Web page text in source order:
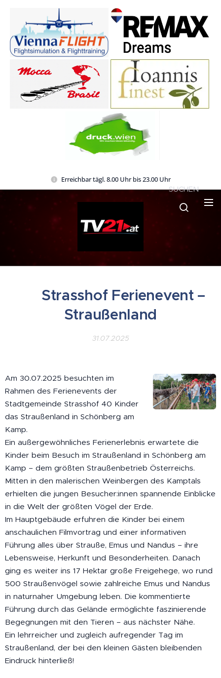
Erreichbar tägl. 8.00 Uhr bis 23.00 Uhr
SUCHEN
▶ Strasshof Ferienevent –
Straußenland
31.07.2025
Am 30.07.2025 besuchten im
Rahmen des Ferienevents der
Stadtgemeinde Strasshof 40 Kinder
das Straußenland in Schönberg am
Kamp.
Ein außergewöhnliches Ferienerlebnis erwartete die
Kinder beim Besuch im Straußenland in Schönberg am
Kamp – dem größten Straußenbetrieb Österreichs.
Mitten in den malerischen Weinbergen des Kamptals
erhielten die jungen Besucher:innen spannende Einblicke
in die Welt der größten Vögel der Erde.
Im Hauptgebäude erfuhren die Kinder bei einem
anschaulichen Filmvortrag und einer informativen
Führung alles über Strauße, Emus und Nandus – ihre
Lebensweise, Herkunft und Besonderheiten. Danach
ging es weiter ins 17 Hektar große Freigehege, wo rund
500 Straußenvögel sowie zahlreiche Emus und Nandus
in naturnaher Umgebung leben. Die kommentierte
Führung durch das Gelände ermöglichte faszinierende
Begegnungen mit den Tieren – aus nächster Nähe.
Ein lehrreicher und zugleich aufregender Tag im
Straußenland, der bei den kleinen Gästen bleibenden
Eindruck hinterließ!